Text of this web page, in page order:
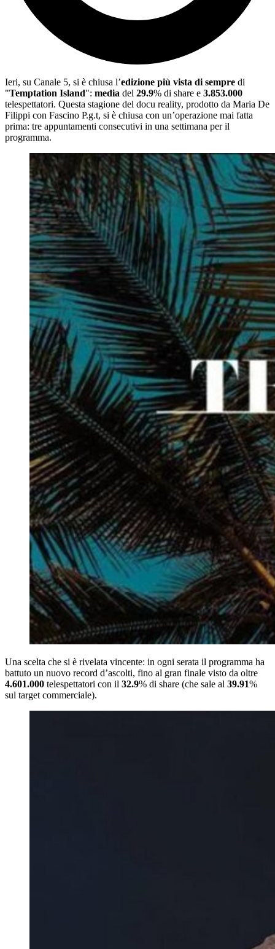
Ieri, su Canale 5, si è chiusa l’edizione più vista di sempre di
"Temptation Island": media del 29.9% di share e 3.853.000
telespettatori. Questa stagione del docu reality, prodotto da Maria De
Filippi con Fascino P.g.t, si è chiusa con un’operazione mai fatta
prima: tre appuntamenti consecutivi in una settimana per il
programma.
Una scelta che si è rivelata vincente: in ogni serata il programma ha
battuto un nuovo record d’ascolti, fino al gran finale visto da oltre
4.601.000 telespettatori con il 32.9% di share (che sale al 39.91%
sul target commerciale).